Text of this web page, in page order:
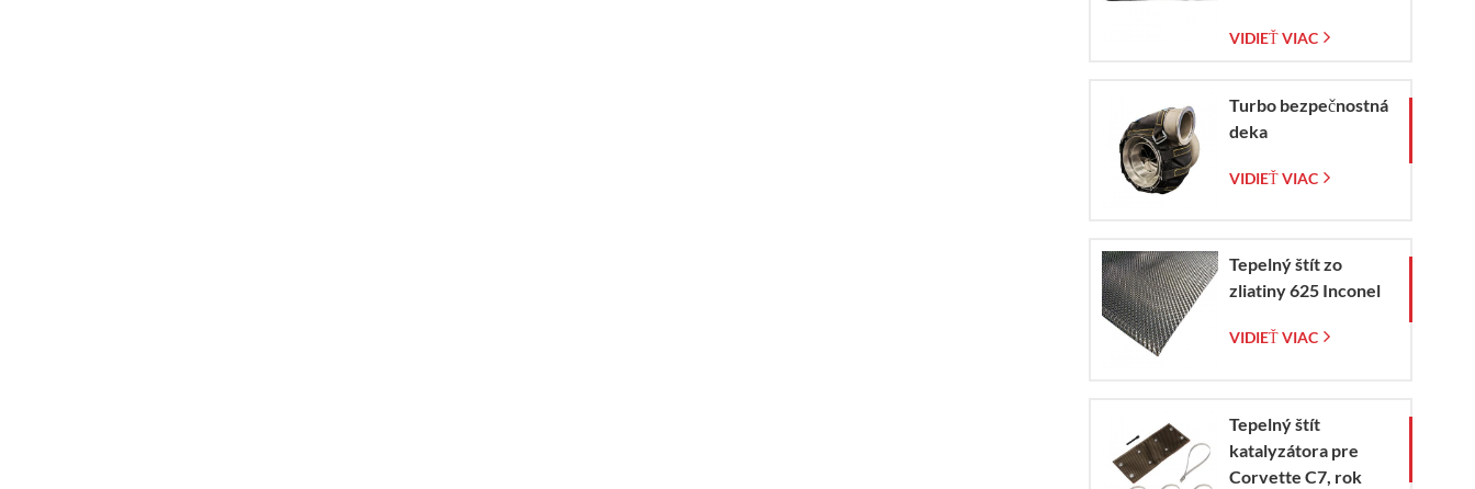
elektromobilov a
VIDIEŤ VIAC
Turbo bezpečnostná
deka
VIDIEŤ VIAC
Tepelný štít zo
zliatiny 625 Inconel
VIDIEŤ VIAC
Tepelný štít
katalyzátora pre
Corvette C7, rok